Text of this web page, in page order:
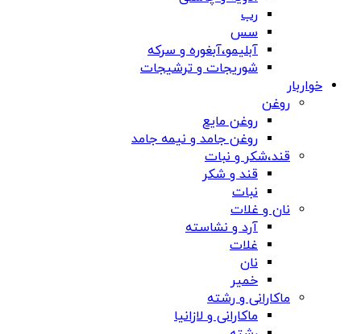
رب
سس
آبلیمو،آبغوره و سرکه
شوریجات و ترشیجات
خواربار
روغن
روغن مایع
روغن جامد و نیمه جامد
قند،شکر و نبات
قند و شکر
نبات
نان و غلات
آرد و نشاسته
غلات
نان
خمیر
ماکارانی و رشته
ماکارانی و لازانیا